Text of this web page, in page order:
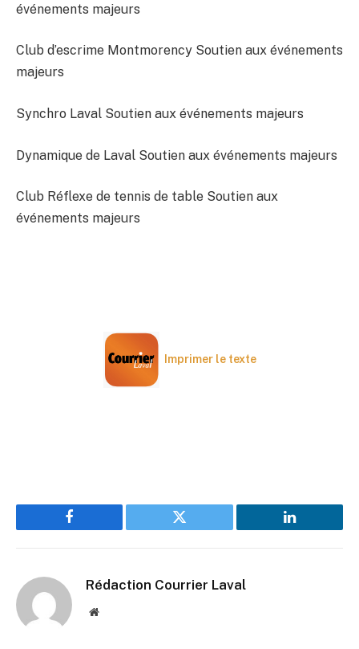
événements majeurs
Club d’escrime Montmorency Soutien aux événements
majeurs
Synchro Laval Soutien aux événements majeurs
Dynamique de Laval Soutien aux événements majeurs
Club Réflexe de tennis de table Soutien aux
événements majeurs
Imprimer le texte
Facebook Twitter LinkedIn
Rédaction Courrier Laval
Website